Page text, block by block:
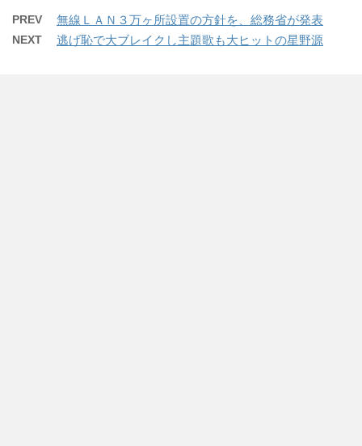
PREV 無線ＬＡＮ３万ヶ所設置の方針を、総務省が発表
NEXT 逃げ恥で大ブレイクし主題歌も大ヒットの星野源